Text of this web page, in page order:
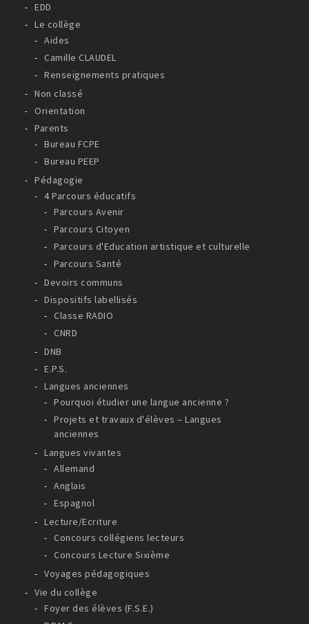
EDD
Le collège
Aides
Camille CLAUDEL
Renseignements pratiques
Non classé
Orientation
Parents
Bureau FCPE
Bureau PEEP
Pédagogie
4 Parcours éducatifs
Parcours Avenir
Parcours Citoyen
Parcours d'Education artistique et culturelle
Parcours Santé
Devoirs communs
Dispositifs labellisés
Classe RADIO
CNRD
DNB
E.P.S.
Langues anciennes
Pourquoi étudier une langue ancienne ?
Projets et travaux d'élèves – Langues
anciennes
Langues vivantes
Allemand
Anglais
Espagnol
Lecture/Ecriture
Concours collégiens lecteurs
Concours Lecture Sixième
Voyages pédagogiques
Vie du collège
Foyer des élèves (F.S.E.)